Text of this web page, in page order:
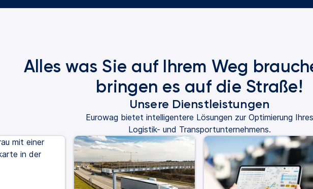
Alles was Sie auf Ihrem Weg
bringen es auf die Straße!
Unsere Dienstleistungen
Eurowag bietet intelligentere Lösungen zur Optimierung Ihres
Logistik- und Transportunternehmens.